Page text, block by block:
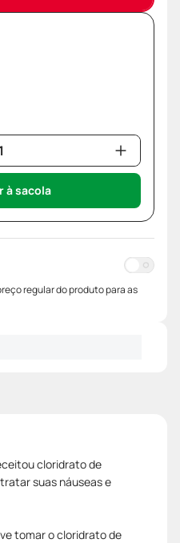
à sacola
regular do produto para as
cloridrato de
suas náuseas e
tomar o cloridrato de